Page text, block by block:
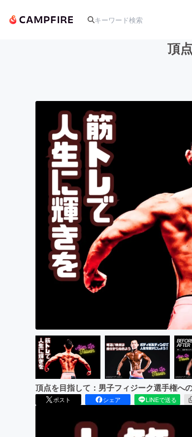
アート・写真
テクノロジー・ガジェット
映像・映画
ビジネス・起業
まちづくり・地域活性化
頂
頂点を目指して：男子フィジーク選手権へ
ポスト シェア LINEで送る